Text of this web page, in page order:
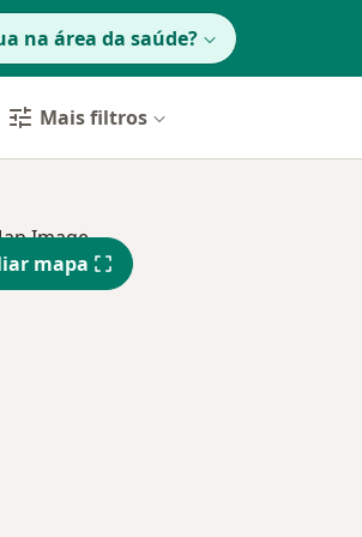
na área da saúde?
Mais filtros
Qui,
13 Ago
mapa